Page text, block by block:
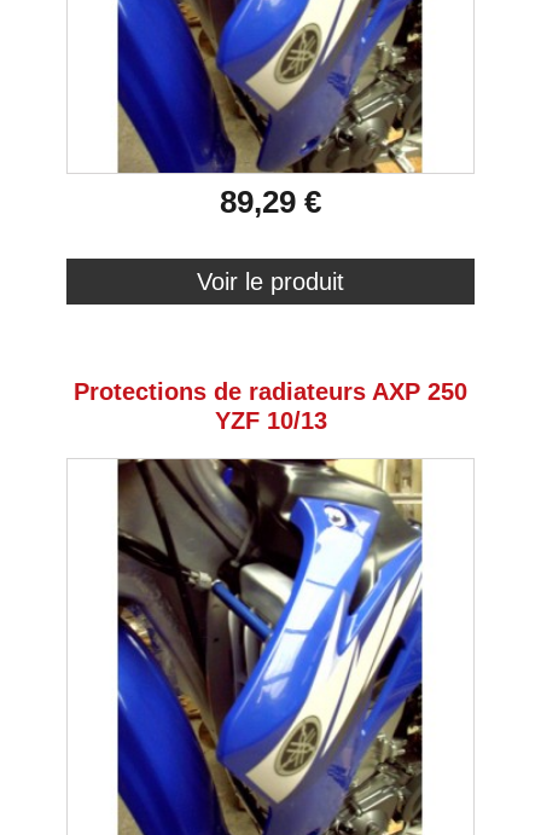
89,29 €
Voir le produit
Protections de radiateurs AXP 250
YZF 10/13